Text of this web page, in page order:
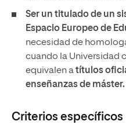
Ser un titulado de un
Espacio Europeo de
necesidad de
cuando la Universidad
equivalen atítulos
enseñanzas de máster.
Criterios específicos